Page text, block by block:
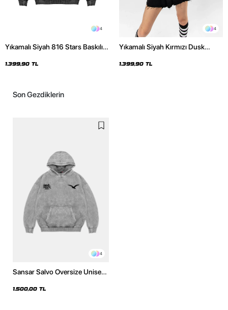
4
Yıkamalı Siyah 816 Stars Baskılı
1.399,90 TL
4
Yıkamalı Siyah Kırmızı Dusk
1.399,90 TL
Son Gezdiklerin
4
Sansar Salvo Oversize Unisex
1.500,00 TL